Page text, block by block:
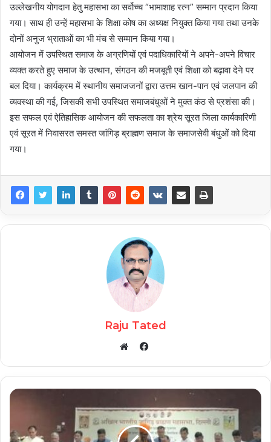
उल्लेखनीय योगदान हेतु महासभा का सर्वोच्च “भामाशाह रत्न” सम्मान प्रदान किया
गया। साथ ही उन्हें महासभा के शिक्षा कोष का अध्यक्ष नियुक्त किया गया तथा उनके
दोनों अनुज भ्राताओं का भी मंच से सम्मान किया गया।
आयोजन में उपस्थित समाज के अग्रणियों एवं पदाधिकारियों ने अपने-अपने विचार
व्यक्त करते हुए समाज के उत्थान, संगठन की मजबूती एवं शिक्षा को बढ़ावा देने पर
बल दिया। कार्यक्रम में स्थानीय समाजजनों द्वारा उत्तम खान-पान एवं जलपान की
व्यवस्था की गई, जिसकी सभी उपस्थित समाजबंधुओं ने मुक्त कंठ से प्रशंसा की।
इस सफल एवं ऐतिहासिक आयोजन की सफलता का श्रेय सूरत जिला कार्यकारिणी
एवं सूरत में निवासरत समस्त जांगिड़ ब्राह्मण समाज के समाजसेवी बंधुओं को दिया
गया।
Raju Tated
Facebook